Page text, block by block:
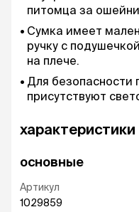
питомца за
Сумка имеет
ручку с
на плече.
Для безопасности
присутствуют
характеристики
основные
Артикул
1029859